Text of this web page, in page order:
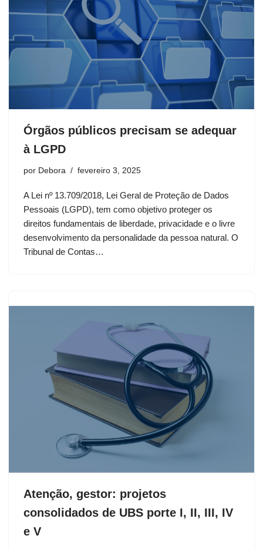
Órgãos públicos precisam se adequar
à LGPD
por Debora fevereiro 3, 2025
A Lei nº 13.709/2018, Lei Geral de Proteção de Dados
Pessoais (LGPD), tem como objetivo proteger os
direitos fundamentais de liberdade, privacidade e o livre
desenvolvimento da personalidade da pessoa natural. O
Tribunal de Contas…
Atenção, gestor: projetos
consolidados de UBS porte I, II, III, IV
e V